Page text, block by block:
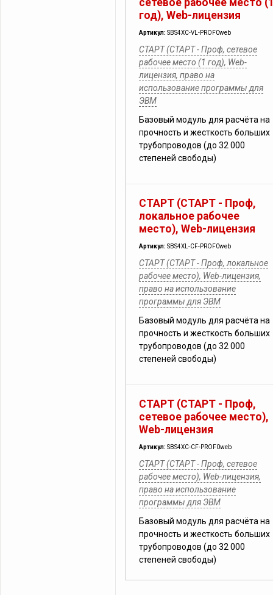
сетевое рабочее место
год), Web-лицензия
Артикул: SBS4XC-VL-PROF0web
СТАРТ (СТАРТ - Проф, сетевое
рабочее место (1 год), Web-
лицензия, право на
использование программы для
ЭВМ
Базовый модуль для расчёта на
прочность и жесткость больших
трубопроводов (до 32 000
степеней свободы)
СТАРТ (СТАРТ - Проф,
локальное рабочее
место), Web-лицензия
Артикул: SBS4XL-CF-PROF0web
СТАРТ (СТАРТ - Проф, локальное
рабочее место), Web-лицензия,
право на использование
программы для ЭВМ
Базовый модуль для расчёта на
прочность и жесткость больших
трубопроводов (до 32 000
степеней свободы)
СТАРТ (СТАРТ - Проф,
сетевое рабочее место),
Web-лицензия
Артикул: SBS4XC-CF-PROF0web
СТАРТ (СТАРТ - Проф, сетевое
рабочее место), Web-лицензия,
право на использование
программы для ЭВМ
Базовый модуль для расчёта на
прочность и жесткость больших
трубопроводов (до 32 000
степеней свободы)